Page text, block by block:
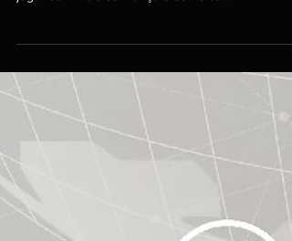
periféricos e outros itens que vão permitir a você